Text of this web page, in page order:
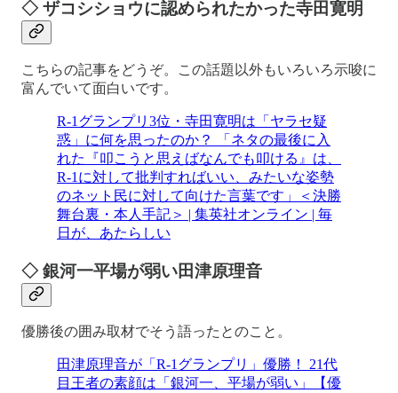
◇ ザコシショウに認められたかった寺田寛明
こちらの記事をどうぞ。この話題以外もいろいろ示唆に
富んでいて面白いです。
R-1グランプリ3位・寺田寛明は「ヤラセ疑
惑」に何を思ったのか？ 「ネタの最後に入
れた『叩こうと思えばなんでも叩ける』は、
R-1に対して批判すればいい、みたいな姿勢
のネット民に対して向けた言葉です」＜決勝
舞台裏・本人手記＞ | 集英社オンライン | 毎
日が、あたらしい
◇ 銀河一平場が弱い田津原理音
優勝後の囲み取材でそう語ったとのこと。
田津原理音が「R-1グランプリ」優勝！ 21代
目王者の素顔は「銀河一、平場が弱い」【優